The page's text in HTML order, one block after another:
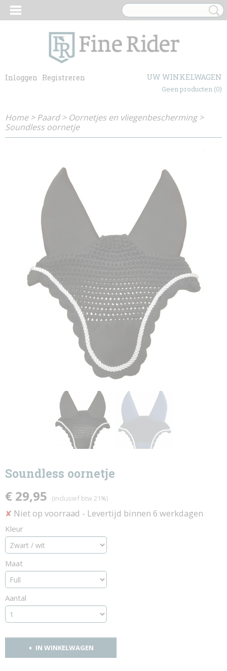
Inloggen Registreren UW WINKELWAGEN
Geen producten (0)
Home>Paard> Oornetjes en vliegenbescherming>
Soundless oornetje
Soundless oornetje
€ 29,95 (inclusief btw 21%)
✘ Niet op voorraad - Levertijd binnen 6 werkdagen
Kleur
Maat
Aantal
IN WINKELWAGEN